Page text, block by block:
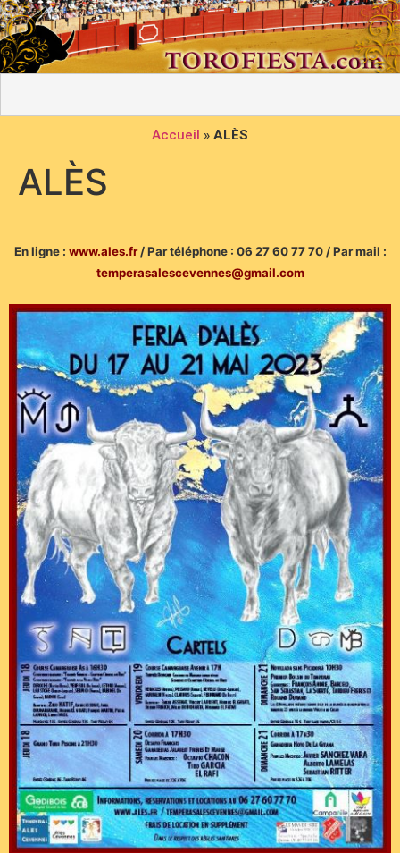
Accueil » ALÈS
ALÈS
En ligne : www.ales.fr/ Par téléphone : 06 27 60 77 70 / Par mail :
temperasalescevennes@gmail.com